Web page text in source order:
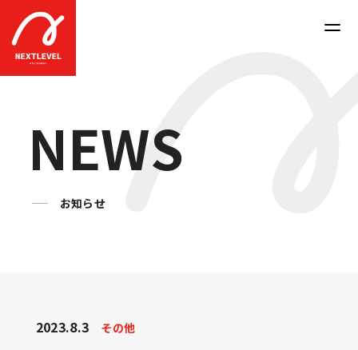
NEWS
お知らせ
2023.8.3 その他